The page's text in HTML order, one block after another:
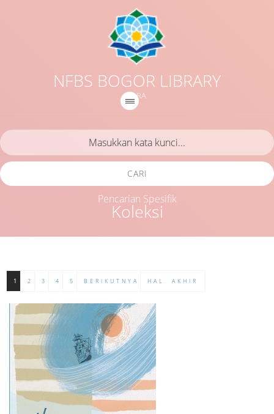
NFBS BOGOR LIBRARY
IQRA
Koleksi
CARI
Pencarian Spesifik
1 2 3 4 5 BERIKUTNYA HAL. AKHIR